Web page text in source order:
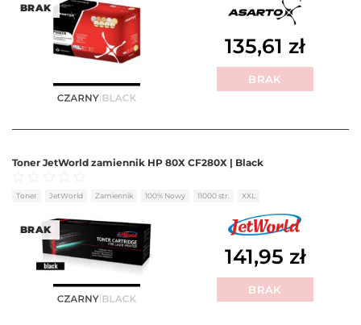
BRAK
135,61 zł
BRAK
BRAK
Toner JetWorld zamiennik HP 80X CF280X | Black
Oceniono na 5
Toner JetWorld Zamiennik 100% Nowy 11000 str. XXL
141,95 zł
BRAK